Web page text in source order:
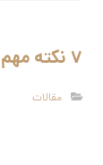
۷ نکته مهم قبل از سفارش لباس فرم پرسنل هتل
مقالات